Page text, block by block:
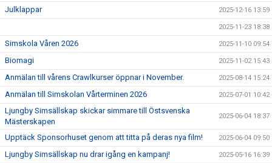
Julklappar 2025-12-16 13:59
2025-11-23 18:38
Simskola Våren 2026 2025-11-10 09:54
Biomagi 2025-11-02 15:43
Anmälan till vårens Crawlkurser öppnar i November. 2025-08-14 15:24
Anmälan till Simskolan Vårterminen 2026 2025-07-01 10:42
Ljungby Simsällskap skickar simmare till Östsvenska
Mästerskapen
2025-06-04 18:37
Upptäck Sponsorhuset genom att titta på deras nya film! 2025-06-04 09:50
Ljungby Simsällskap nu drar igång en kampanj! 2025-05-16 16:39